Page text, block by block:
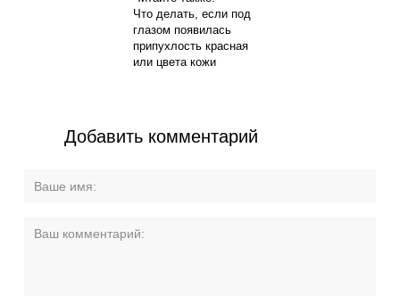
Что делать, если под
глазом появилась
припухлость красная
или цвета кожи
Добавить комментарий